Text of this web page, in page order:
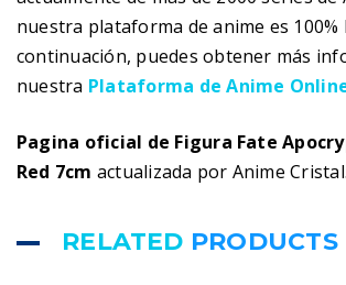
nuestra plataforma de anime es 100%
continuación, puedes obtener más
nuestra Plataforma de Anime
Pagina oficial de Figura Fate
Red 7cm actualizada por Anime Cristal.
RELATED PRODUCTS